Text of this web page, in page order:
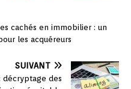
cachés en immobilier : un
les acquéreurs
SUIVANT
décryptage des